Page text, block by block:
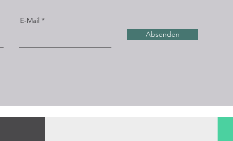
E-Mail
Absenden